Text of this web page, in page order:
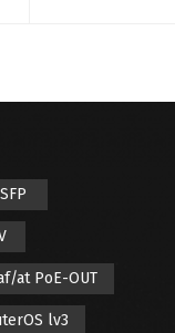
at PoE-OUT
lv3